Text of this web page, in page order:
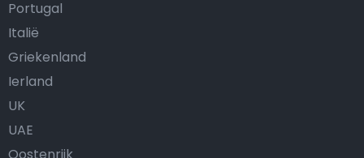
Portugal
Italië
Griekenland
Ierland
UK
UAE